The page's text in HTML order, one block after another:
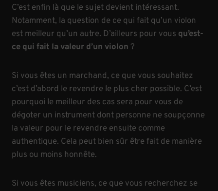
C’est enfin là que le sujet devient intéressant.
Notamment, la question de ce qui fait qu’un violon
est meilleur qu’un autre. D’ailleurs pour vous qu’est-
ce qui fait la valeur d’un violon ?
Si vous êtes un marchand, ce que vous souhaitez
c’est d’abord le revendre le plus cher possible. C’est
pourquoi le meilleur des cas sera pour vous de
dégoter un instrument dont personne ne soupçonne
la valeur pour le revendre ensuite comme
authentique. Cela peut bien sûr être fait de manière
plus ou moins honnête.
Si vous êtes musiciens, ce que vous recherchez se